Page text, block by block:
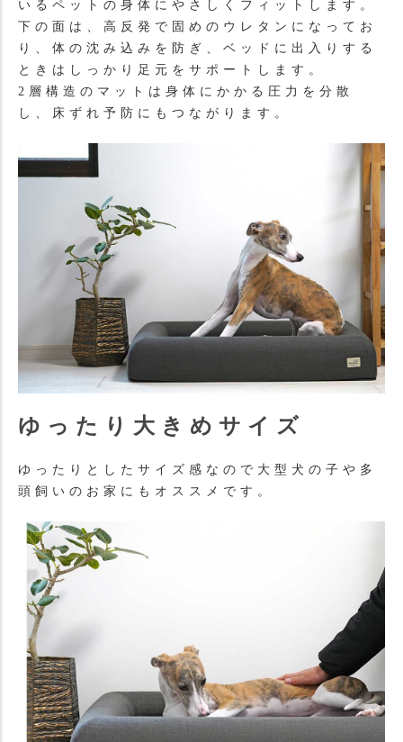
いるペットの身体にやさしくフィットします。
下の面は、高反発で固めのウレタンになってお
り、体の沈み込みを防ぎ、ベッドに出入りする
ときはしっかり足元をサポートします。
2層構造のマットは身体にかかる圧力を分散
し、床ずれ予防にもつながります。
ゆったり大きめサイズ
ゆったりとしたサイズ感なので大型犬の子や多
頭飼いのお家にもオススメです。